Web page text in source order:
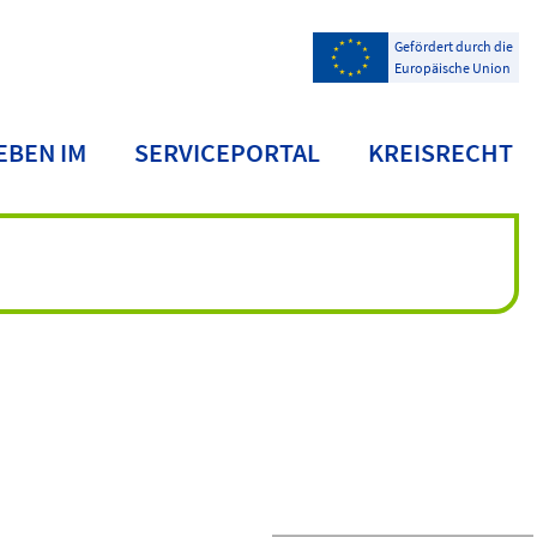
Gefördert durch die
Europäische Union
IM SERVICEPORTAL KREISRECHT